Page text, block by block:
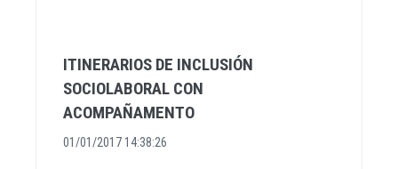
ITINERARIOS DE INCLUSIÓN
SOCIOLABORAL CON
ACOMPAÑAMENTO
01/01/2017 14:38:26